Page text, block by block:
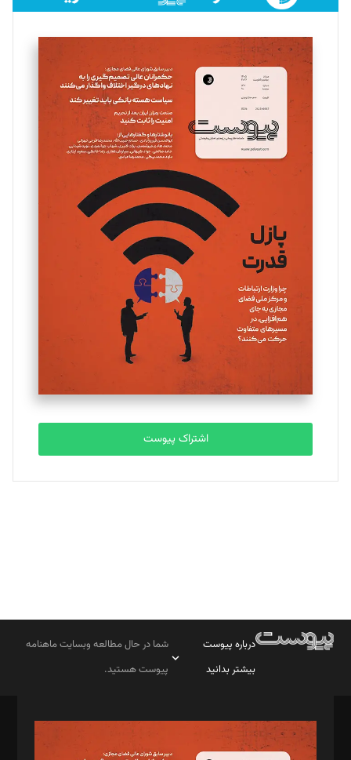
فائزه فتحی رستمی
تحریریه
سروش کرمیان
تحریریه
مینا پاکدل
یسنا امان‌پور
تحریریه
ملینا جعفری
تحریریه
مصطفی مسجدی آرانی
تحریریه
بابک نقاش
تحریریه
اشتراک پیوست
درباره پیوست
بیشتر بدانید
شما در حال مطالعه وبسایت ماهنامه
پیوست هستید.
مدیر مسئول: محمدباقر اثنی‌عشری
سردبیر: مهرک محمودی